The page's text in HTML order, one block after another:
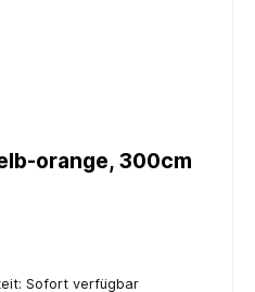
orange, 300cm
Sofort verfügbar